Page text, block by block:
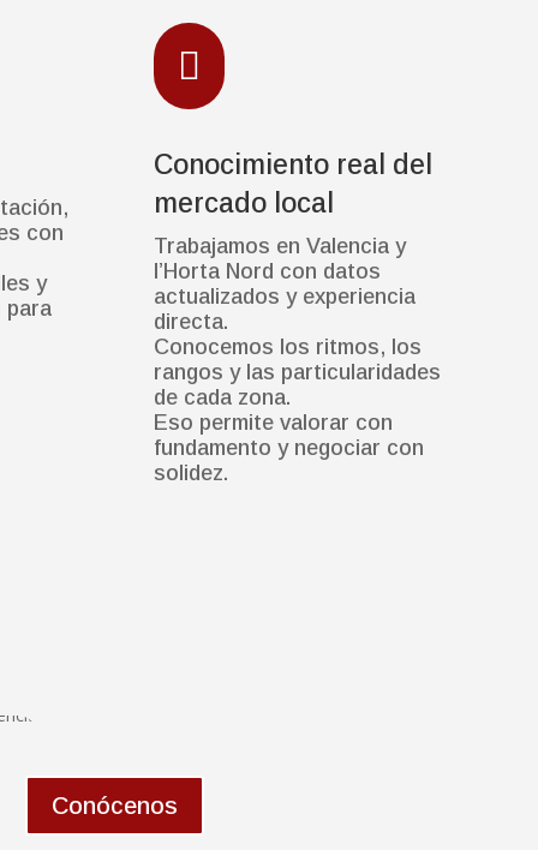
con
y
para

Conocimiento real del
mercado local
Trabajamos en Valencia y
l’Horta Nord con datos
actualizados y experiencia
directa.
Conocemos los ritmos, los
rangos y las particularidades
de cada zona.
Eso permite valorar con
fundamento y negociar con
solidez.
Conócenos